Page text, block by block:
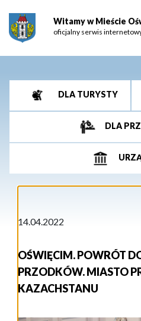
Witamy w Mieście
oficjalny serwis
DLA TURYSTY
DLA
14.04.2022
OŚWIĘCIM. POWRÓT
PRZODKÓW. MIASTO
KAZACHSTANU